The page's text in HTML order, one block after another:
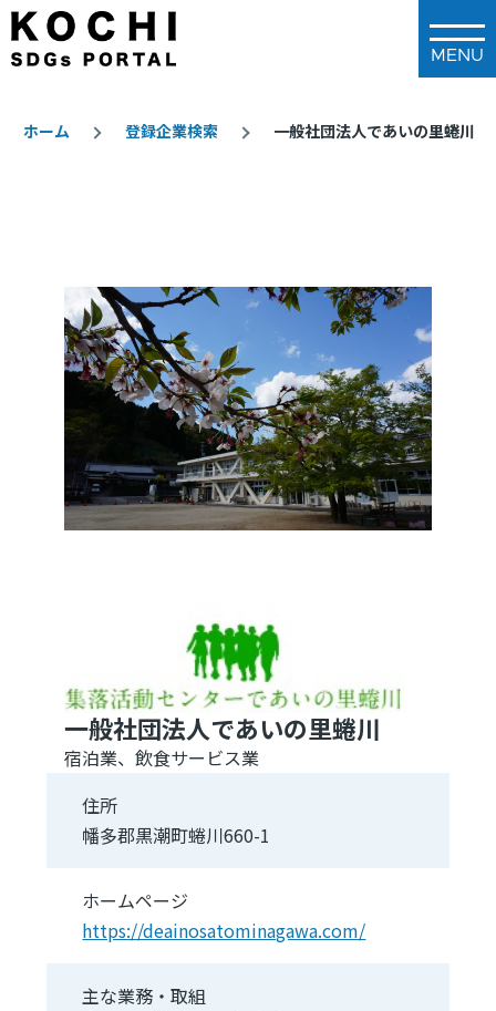
メインコンテンツに移動
ホーム 登録企業検索 一般社団法人であいの里蜷川
一般社団法人であいの里蜷川
宿泊業、飲食サービス業
住所
幡多郡黒潮町蜷川660-1
ホームページ
https://deainosatominagawa.com/
主な業務・取組